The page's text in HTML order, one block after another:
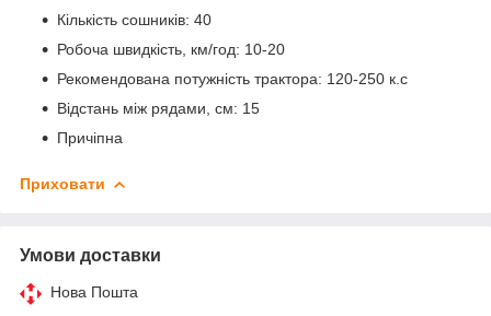
Кількість сошників: 40
Робоча швидкість, км/год: 10-20
Рекомендована потужність трактора: 120-250 к.с
Відстань між рядами, см: 15
Причіпна
Приховати
Умови доставки
Нова Пошта